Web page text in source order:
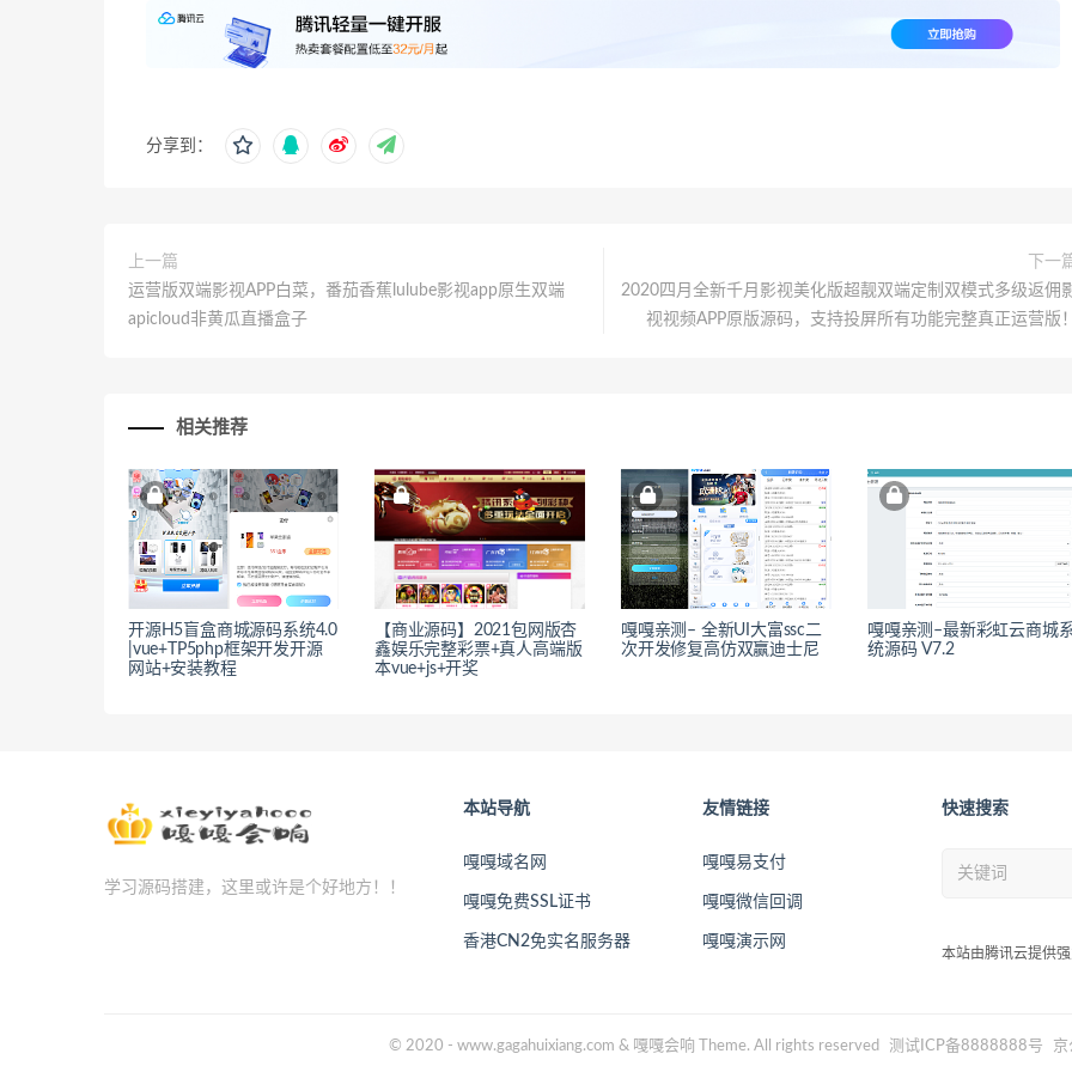
分享到：
上一篇
运营版双端影视APP白菜，番茄香蕉lulube影视app原生双端
apicloud非黄瓜直播盒子
下一
2020四月全新千月影视美化版超靓双端定制双模式多级返佣
视视频APP原版源码，支持投屏所有功能完整真正运营版！
相关推荐
开源H5盲盒商城源码系统4.0
|vue+TP5php框架开发开源
网站+安装教程
【商业源码】2021包网版杏
鑫娱乐完整彩票+真人高端版
本vue+js+开奖
嘎嘎亲测– 全新UI大富ssc二
次开发修复高仿双赢迪士尼
嘎嘎亲测–最新彩虹云商城
统源码 V7.2
学习源码搭建，这里或许是个好地方！！
本站导航
嘎嘎域名网
嘎嘎免费SSL证书
香港CN2免实名服务器
友情链接
嘎嘎易支付
嘎嘎微信回调
嘎嘎演示网
快速搜索
本站由腾讯云提供
© 2020 - www.gagahuixiang.com & 嘎嘎会响 Theme. All rights reserved 测试ICP备8888888号